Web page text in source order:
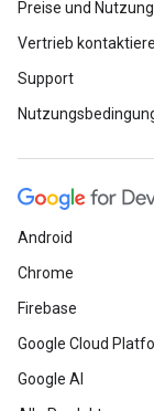
Preise und
Vertrieb
Support
Android
Chrome
Firebase
Google Cloud
Google AI